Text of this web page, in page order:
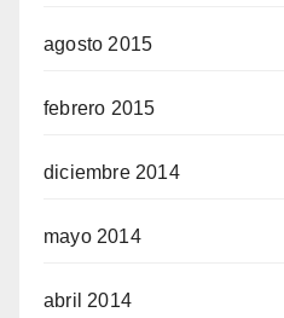
agosto 2015
febrero 2015
diciembre 2014
mayo 2014
abril 2014